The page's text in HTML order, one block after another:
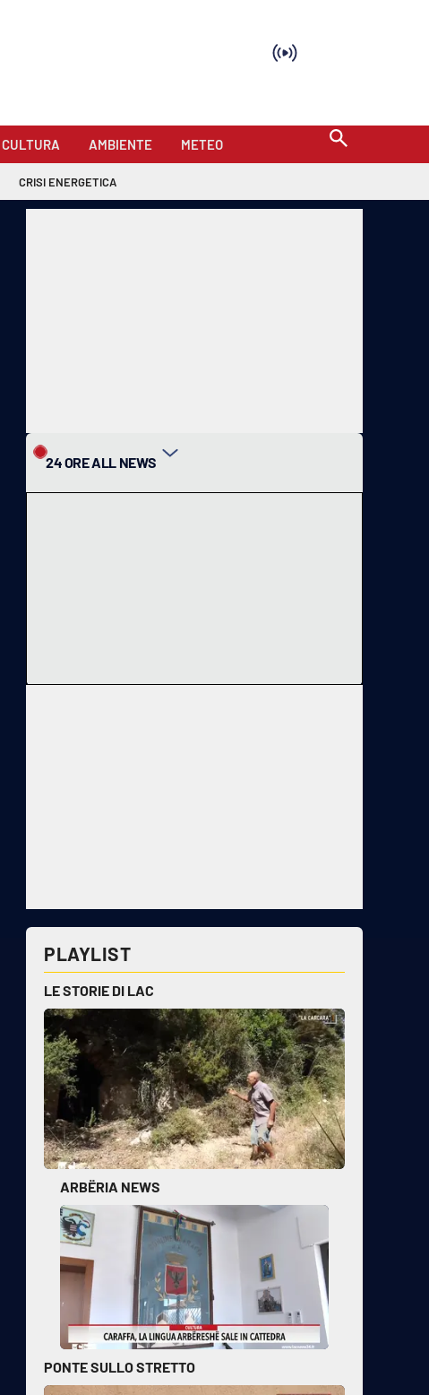
CULTURA AMBIENTE METEO
CRISI ENERGETICA
24 ORE ALL NEWS
PLAYLIST
LE STORIE DI LAC
ARBËRIA NEWS
PONTE SULLO STRETTO